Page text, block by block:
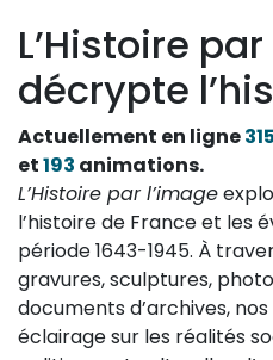
L’Histoire
décrypte
Actuellement en ligne
et193 animations.
L’Histoire par l’image
l’histoire de France et les
période 1643-1945. À
gravures, sculptures,
documents d’archives,
éclairage sur les réalités